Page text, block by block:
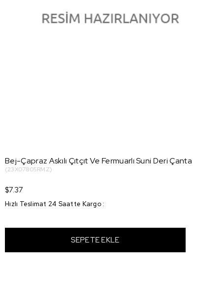
Bej-Çapraz Askılı Çıtçıt Ve Fermuarlı Suni Deri Çanta
(23X07805RMZ)
$7.37
Hızlı Teslimat 24 Saatte Kargo :